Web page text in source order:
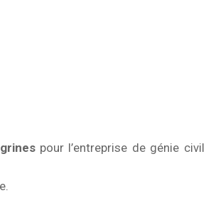
pour l’entreprise de génie